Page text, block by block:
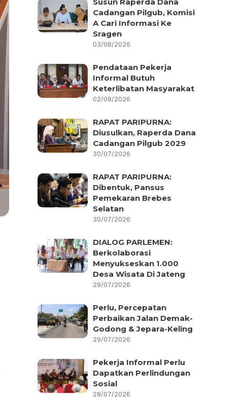
Susun Raperda Dana
Cadangan Pilgub, Komisi
A Cari Informasi Ke
Sragen
03/08/2026
Pendataan Pekerja
Informal Butuh
Keterlibatan Masyarakat
02/08/2026
RAPAT PARIPURNA:
Diusulkan, Raperda Dana
Cadangan Pilgub 2029
30/07/2026
RAPAT PARIPURNA:
Dibentuk, Pansus
Pemekaran Brebes
Selatan
30/07/2026
DIALOG PARLEMEN:
Berkolaborasi
Menyukseskan 1.000
Desa Wisata Di Jateng
29/07/2026
Perlu, Percepatan
Perbaikan Jalan Demak-
Godong & Jepara-Keling
29/07/2026
Pekerja Informal Perlu
Dapatkan Perlindungan
Sosial
28/07/2026